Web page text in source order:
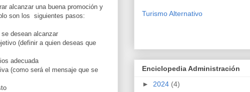
alcanzar una buena promoción y
son los siguientes pasos:
desean alcanzar
(definir a quien deseas que
adecuada
(como será el mensaje que se
Turismo Alternativo
Enciclopedia Administración
► 2024 (4)